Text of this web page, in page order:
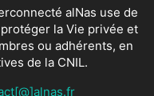
alNas use de
la Vie privée et
ou adhérents, en
de la CNIL.